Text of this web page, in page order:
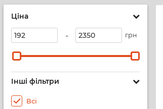
Ціна
- грн
Інші фільтри
Всі